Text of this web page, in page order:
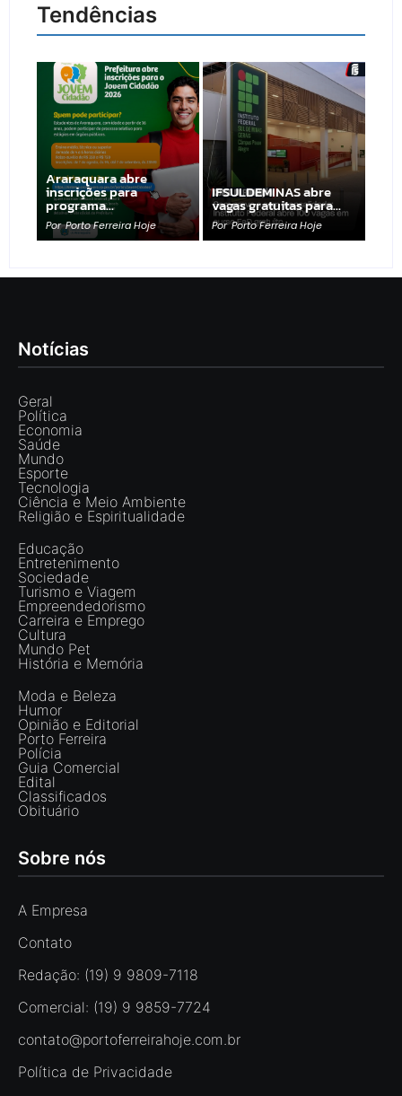
Tendências
Araraquara abre
inscrições para
programa…
Por Porto Ferreira Hoje
IFSULDEMINAS abre
vagas gratuitas para…
Por Porto Ferreira Hoje
Notícias
Geral
Política
Economia
Saúde
Mundo
Esporte
Tecnologia
Ciência e Meio Ambiente
Religião e Espiritualidade
Educação
Entretenimento
Sociedade
Turismo e Viagem
Empreendedorismo
Carreira e Emprego
Cultura
Mundo Pet
História e Memória
Moda e Beleza
Humor
Opinião e Editorial
Porto Ferreira
Polícia
Guia Comercial
Edital
Classificados
Obituário
Sobre nós
A Empresa
Contato
Redação: (19) 9 9809-7118
Comercial: (19) 9 9859-7724
contato@portoferreirahoje.com.br
Política de Privacidade